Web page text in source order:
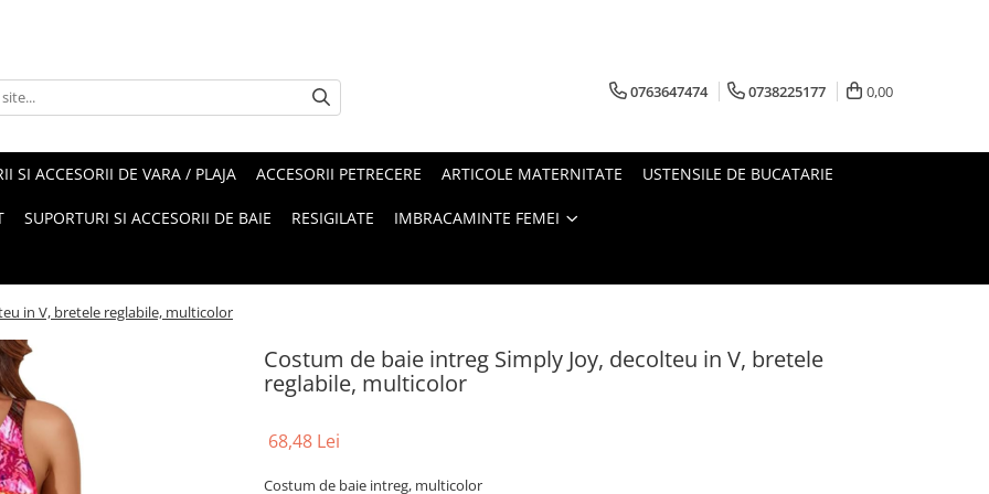
0763647474 0738225177 0,00
SI ACCESORII DE VARA / PLAJA ACCESORII PETRECERE ARTICOLE MATERNITATE USTENSILE DE BUCATARIE
SUPORTURI SI ACCESORII DE BAIE RESIGILATE IMBRACAMINTE FEMEI
in V, bretele reglabile, multicolor
Costum de baie intreg Simply Joy, decolteu in V, bretele
reglabile, multicolor
68,48 Lei
Costum de baie intreg, multicolor